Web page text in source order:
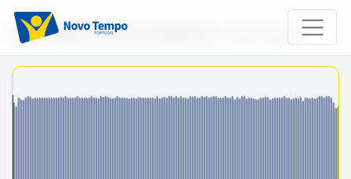
Início Rádio Mestre da Sabedoria